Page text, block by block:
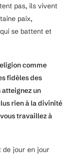
pas, ils vivent
paix,
se battent et
comme
fidèles des
un
rien à la divinité
travaillez à
de jour en jour